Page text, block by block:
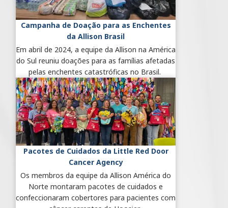
Campanha de Doação para as Enchentes
da Allison Brasil
Em abril de 2024, a equipe da Allison na América
do Sul reuniu doações para as famílias afetadas
pelas enchentes catastróficas no Brasil.
Pacotes de Cuidados da Little Red Door
Cancer Agency
Os membros da equipe da Allison América do
Norte montaram pacotes de cuidados e
confeccionaram cobertores para pacientes com